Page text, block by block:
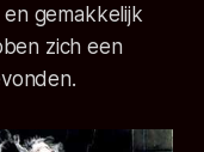
gemakkelijk
zich een